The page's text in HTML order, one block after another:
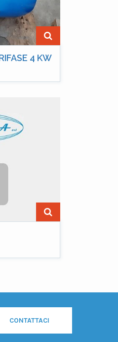
4 KW
CONTATTACI